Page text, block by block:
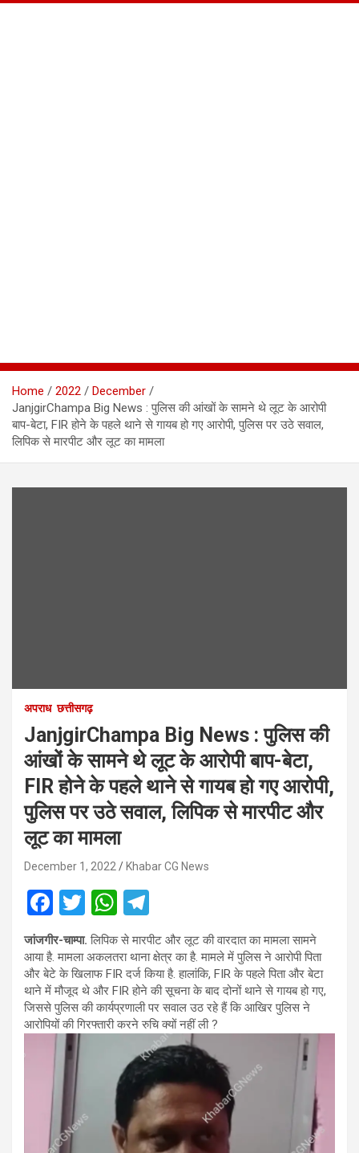
Home 2022
December
JanjgirChampa Big News : पुलिस की आंखों के सामने थे लूट के आरोपी
बाप-बेटा, FIR होने के पहले थाने से गायब हो गए आरोपी, पुलिस पर उठे सवाल,
लिपिक से मारपीट और लूट का मामला
अपराध छत्तीसगढ़
JanjgirChampa Big News : पुलिस की
आंखों के सामने थे लूट के आरोपी बाप-बेटा,
FIR होने के पहले थाने से गायब हो गए आरोपी,
पुलिस पर उठे सवाल, लिपिक से मारपीट और
लूट का मामला
December 1, 2022 Khabar CG News
F
a
ce
b
o
o
k
T
wi
tt
er
W
h
at
s
A
p
p
el
e
gr
a
m
जांजगीर-चाम्पा. लिपिक से मारपीट और लूट की वारदात का मामला सामने
आया है. मामला अकलतरा थाना क्षेत्र का है. मामले में पुलिस ने आरोपी पिता
और बेटे के खिलाफ FIR दर्ज किया है. हालांकि, FIR के पहले पिता और बेटा
थाने में मौजूद थे और FIR होने की सूचना के बाद दोनों थाने से गायब हो गए,
जिससे पुलिस की कार्यप्रणाली पर सवाल उठ रहे हैं कि आखिर पुलिस ने
आरोपियों की गिरफ्तारी करने रुचि क्यों नहीं ली ?